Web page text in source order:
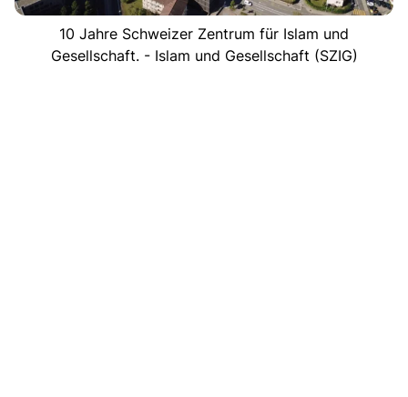
10 Jahre Schweizer Zentrum für Islam und
Gesellschaft. - Islam und Gesellschaft (SZIG)